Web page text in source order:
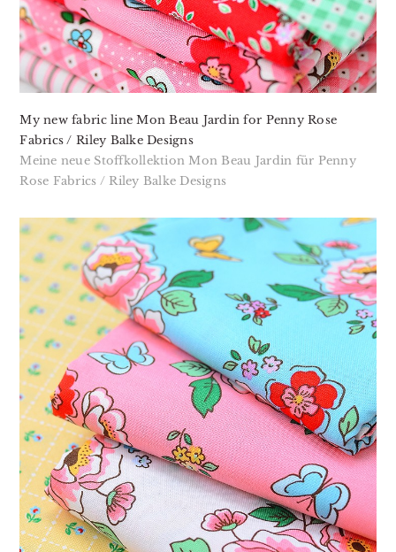
My new fabric line Mon Beau Jardin for Penny Rose
Fabrics / Riley Balke Designs
Meine neue Stoffkollektion Mon Beau Jardin für Penny
Rose Fabrics / Riley Balke Designs